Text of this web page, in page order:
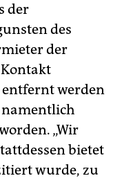
der
des
der
entfernt werden
namentlich
„Wir
bietet
wurde, zu